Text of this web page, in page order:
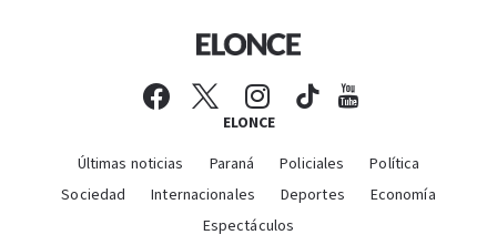
ELONCE
Últimas noticias Paraná Policiales
Política
Sociedad
Internacionales Deportes
Economía
Espectáculos